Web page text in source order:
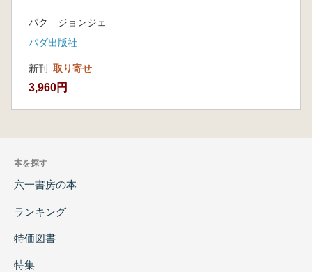
パク ジョンジェ
パダ出版社
新刊 取り寄せ
3,960円
本を探す
六一書房の本
ランキング
特価図書
特集